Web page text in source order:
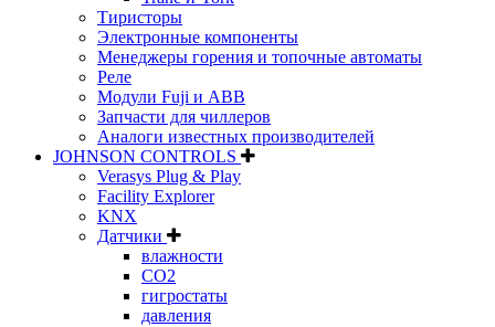
Тиристоры
Электронные компоненты
Менеджеры горения и топочные автоматы
Реле
Модули Fuji и ABB
Запчасти для чиллеров
Аналоги известных производителей
JOHNSON CONTROLS
Verasys Plug & Play
Facility Explorer
KNX
Датчики
влажности
CO2
гигростаты
давления